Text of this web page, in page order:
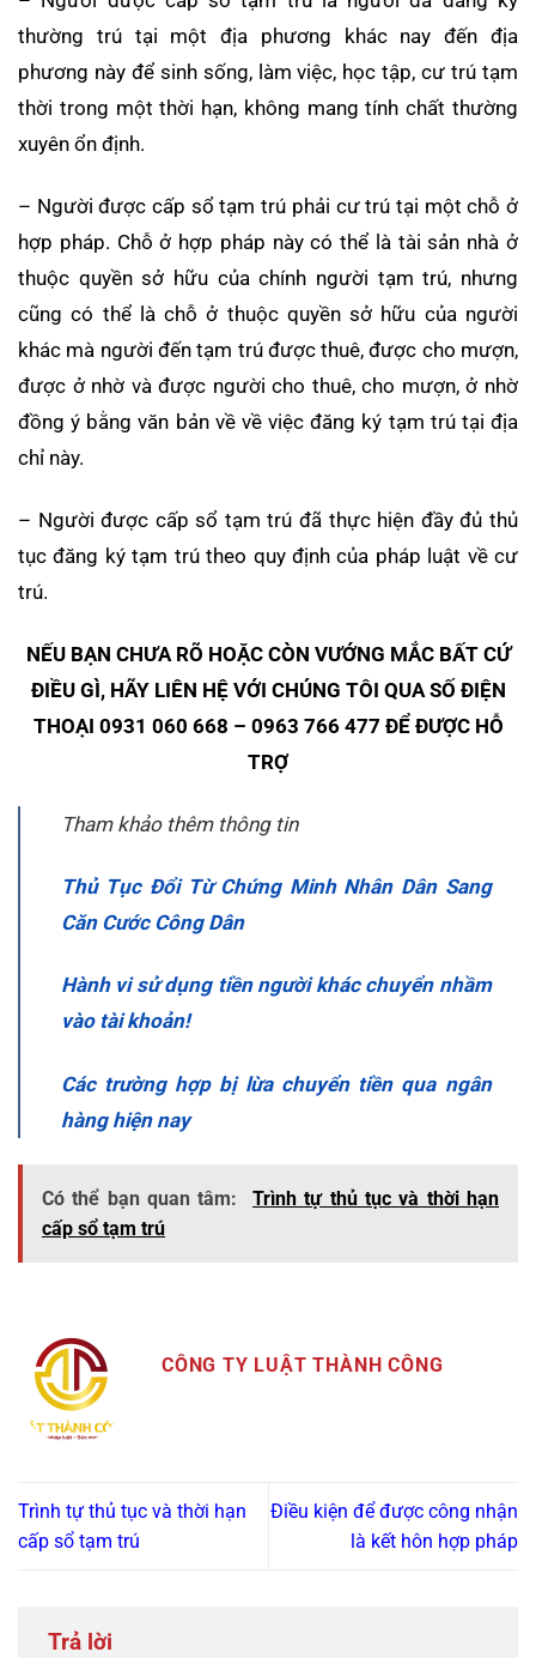
thường trú tại một địa phương khác nay đến địa
phương này để sinh sống, làm việc, học tập, cư trú tạm
thời trong một thời hạn, không mang tính chất thường
xuyên ổn định.
– Người được cấp sổ tạm trú phải cư trú tại một chỗ ở
hợp pháp. Chỗ ở hợp pháp này có thể là tài sản nhà ở
thuộc quyền sở hữu của chính người tạm trú, nhưng
cũng có thể là chỗ ở thuộc quyền sở hữu của người
khác mà người đến tạm trú được thuê, được cho mượn,
được ở nhờ và được người cho thuê, cho mượn, ở nhờ
đồng ý bằng văn bản về về việc đăng ký tạm trú tại địa
chỉ này.
– Người được cấp sổ tạm trú đã thực hiện đầy đủ thủ
tục đăng ký tạm trú theo quy định của pháp luật về cư
trú.
NẾU BẠN CHƯA RÕ HOẶC CÒN VƯỚNG MẮC BẤT CỨ
ĐIỀU GÌ, HÃY LIÊN HỆ VỚI CHÚNG TÔI QUA SỐ ĐIỆN
THOẠI 0931 060 668 – 0963 766 477 ĐỂ ĐƯỢC HỖ
TRỢ
Tham khảo thêm thông tin
Thủ Tục Đổi Từ Chứng Minh Nhân Dân Sang
Căn Cước Công Dân
Hành vi sử dụng tiền người khác chuyển nhầm
vào tài khoản!
Các trường hợp bị lừa chuyển tiền qua ngân
hàng hiện nay
Có thể bạn quan tâm:
Trình tự thủ tục và thời hạn
cấp sổ tạm trú
CÔNG TY LUẬT THÀNH CÔNG
Trình tự thủ tục và thời hạn
cấp sổ tạm trú
Điều kiện để được công nhận
là kết hôn hợp pháp
Trả lời